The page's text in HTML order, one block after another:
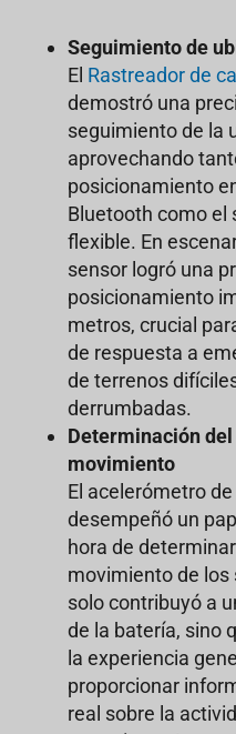
Seguimiento de
El Rastreador de
demostró una
seguimiento de la
aprovechando
posicionamiento
Bluetooth como el
flexible. En
sensor logró una
posicionamiento
metros, crucial
de respuesta a
de terrenos
derrumbadas.
Determinación
movimiento
El acelerómetro
desempeñó un
hora de
movimiento de los
solo contribuyó a
de la batería, sino
la experiencia
proporcionar
real sobre la